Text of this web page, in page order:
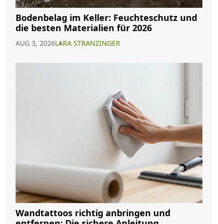
Bodenbelag im Keller: Feuchteschutz und
die besten Materialien für 2026
AUG 3, 2026LARA STRANZINGER
Wandtattoos richtig anbringen und